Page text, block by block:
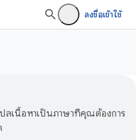
ลงชื่อเข้าใช้
ลเนื้อหาเป็นภาษาที่คุณต้องการ